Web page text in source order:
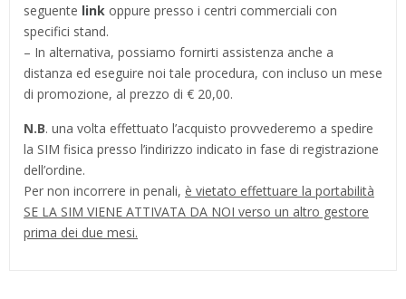
seguente link oppure presso i centri commerciali con
specifici stand.
– In alternativa, possiamo fornirti assistenza anche a
distanza ed eseguire noi tale procedura, con incluso un mese
di promozione, al prezzo di € 20,00.
N.B. una volta effettuato l’acquisto provvederemo a spedire
la SIM fisica presso l’indirizzo indicato in fase di registrazione
dell’ordine.
Per non incorrere in penali, è vietato effettuare la portabilità
SE LA SIM VIENE ATTIVATA DA NOI verso un altro gestore
prima dei due mesi.